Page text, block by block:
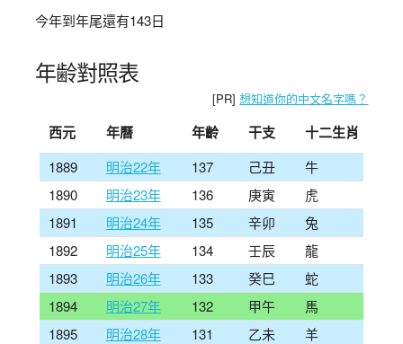
今年到年尾還有143日
年齢對照表
[PR]想知道你的中文名字嗎？
西元 年曆 年齡 干支 十二生肖
1889 明治22年 137 己丑
牛
1890
明治23年 136 庚寅
虎
1891
明治24年 135 辛卯
兔
1892
明治25年 134 壬辰
龍
1893
明治26年 133 癸巳
蛇
1894
明治27年 132 甲午
馬
1895
明治28年 131 乙未
羊